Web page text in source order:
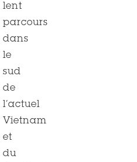
lent
parcours
dans
le
sud
de
l’actuel
Vietnam
et
du